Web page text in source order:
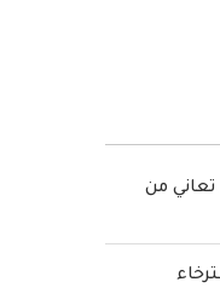
تعاني من